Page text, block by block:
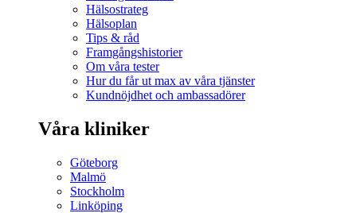
Hälsostrateg
Hälsoplan
Tips & råd
Framgångshistorier
Om våra tester
Hur du får ut max av våra tjänster
Kundnöjdhet och ambassadörer
Våra kliniker
Göteborg
Malmö
Stockholm
Linköping